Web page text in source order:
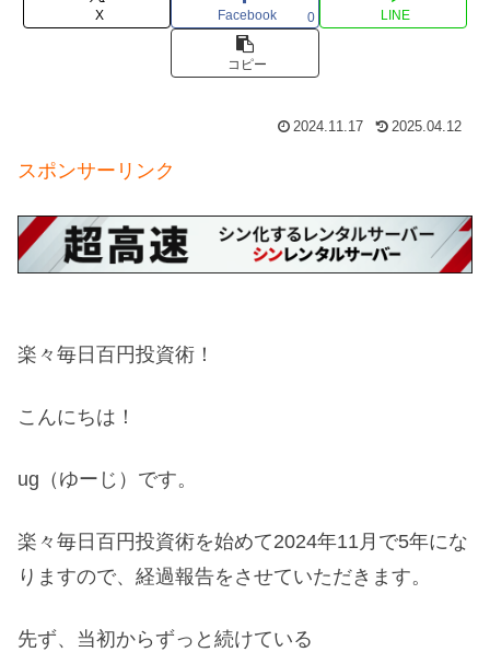
X Facebook 0 LINE
コピー
2024.11.17 2025.04.12
スポンサーリンク
楽々毎日百円投資術！
こんにちは！
ug（ゆーじ）です。
楽々毎日百円投資術を始めて2024年11月で5年にな
りますので、経過報告をさせていただきます。
先ず、当初からずっと続けている